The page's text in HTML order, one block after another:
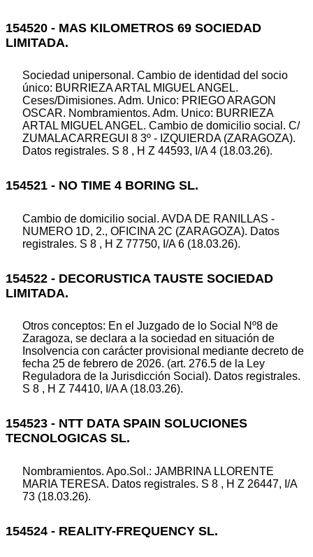
154520 - MAS KILOMETROS 69 SOCIEDAD
LIMITADA.
Sociedad unipersonal. Cambio de identidad del socio
único: BURRIEZA ARTAL MIGUEL ANGEL.
Ceses/Dimisiones. Adm. Unico: PRIEGO ARAGON
OSCAR. Nombramientos. Adm. Unico: BURRIEZA
ARTAL MIGUEL ANGEL. Cambio de domicilio social. C/
ZUMALACARREGUI 8 3º - IZQUIERDA (ZARAGOZA).
Datos registrales. S 8 , H Z 44593, I/A 4 (18.03.26).
154521 - NO TIME 4 BORING SL.
Cambio de domicilio social. AVDA DE RANILLAS -
NUMERO 1D, 2., OFICINA 2C (ZARAGOZA). Datos
registrales. S 8 , H Z 77750, I/A 6 (18.03.26).
154522 - DECORUSTICA TAUSTE SOCIEDAD
LIMITADA.
Otros conceptos: En el Juzgado de lo Social Nº8 de
Zaragoza, se declara a la sociedad en situación de
Insolvencia con carácter provisional mediante decreto de
fecha 25 de febrero de 2026. (art. 276.5 de la Ley
Reguladora de la Jurisdicción Social). Datos registrales.
S 8 , H Z 74410, I/A A (18.03.26).
154523 - NTT DATA SPAIN SOLUCIONES
TECNOLOGICAS SL.
Nombramientos. Apo.Sol.: JAMBRINA LLORENTE
MARIA TERESA. Datos registrales. S 8 , H Z 26447, I/A
73 (18.03.26).
154524 - REALITY-FREQUENCY SL.